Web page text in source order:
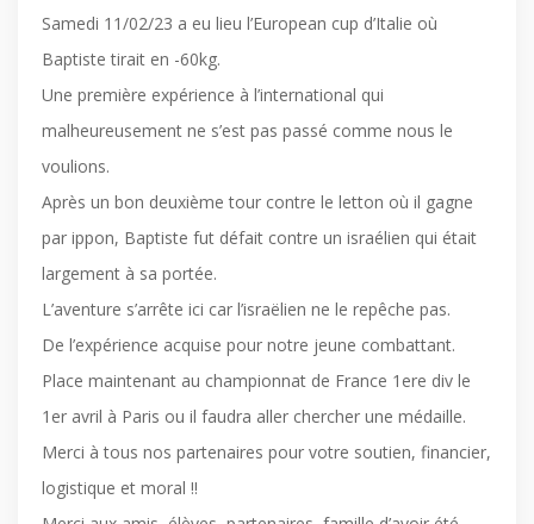
Samedi 11/02/23 a eu lieu l’European cup d’Italie où
Baptiste tirait en -60kg.
Une première expérience à l’international qui
malheureusement ne s’est pas passé comme nous le
voulions.
Après un bon deuxième tour contre le letton où il gagne
par ippon, Baptiste fut défait contre un israélien qui était
largement à sa portée.
L’aventure s’arrête ici car l’israëlien ne le repêche pas.
De l’expérience acquise pour notre jeune combattant.
Place maintenant au championnat de France 1ere div le
1er avril à Paris ou il faudra aller chercher une médaille.
Merci à tous nos partenaires pour votre soutien, financier,
logistique et moral !!